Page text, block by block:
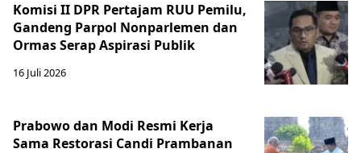
Komisi II DPR Pertajam RUU Pemilu,
Gandeng Parpol Nonparlemen dan
Ormas Serap Aspirasi Publik
16 Juli 2026
Prabowo dan Modi Resmi Kerja
Sama Restorasi Candi Prambanan